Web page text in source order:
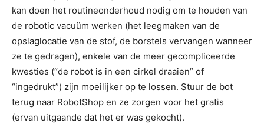
kan doen het routineonderhoud nodig om te houden van
de robotic vacuüm werken (het leegmaken van de
opslaglocatie van de stof, de borstels vervangen wanneer
ze te gedragen), enkele van de meer gecompliceerde
kwesties (“de robot is in een cirkel draaien” of
“ingedrukt”) zijn moeilijker op te lossen. Stuur de bot
terug naar RobotShop en ze zorgen voor het gratis
(ervan uitgaande dat het er was gekocht).